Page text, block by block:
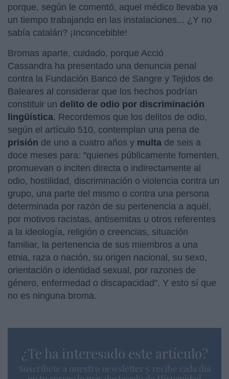
porque, según le comentó, aquel médico llevaba ya
un tiempo trabajando en las instalaciones... ¿Y no
sabía catalán? ¡Inconcebible!
Bromas aparte, cuidado, porque Acció
Cassandra ha presentado una denuncia penal
contra la Fundación Banco de Sangre y Tejidos de
Baleares al considerar que los hechos podrían
constituir un delito de odio por discriminación
lingüística. Recordemos que los delitos de odio,
según el artículo 510, contemplan una pena de
prisión de uno a cuatro años y multa de seis a
doce meses para: "quienes públicamente fomenten,
promuevan o inciten directa o indirectamente al
odio, hostilidad, discriminación o violencia contra un
grupo, una parte del mismo o contra una persona
determinada por razón de su pertenencia a aquél,
por motivos racistas, antisemitas u otros referentes
a la ideología, religión o creencias, situación
familiar, la pertenencia de sus miembros a una
etnia, raza o nación, su origen nacional, su sexo,
orientación o identidad sexual, por razones de
género, enfermedad o discapacidad". Y esto sí que
no es ninguna broma.
¿Te ha interesado este artículo?
Suscríbete a nuestro newsletter y recibe cada dia